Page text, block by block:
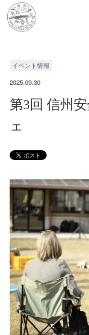
イベント情報
2025.09.30
第3回 信州
ェ